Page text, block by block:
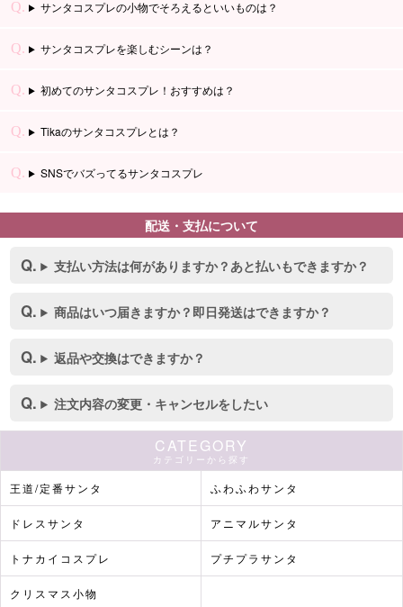
サンタコスプレの小物でそろえるといいものは？
サンタコスプレを楽しむシーンは？
初めてのサンタコスプレ！おすすめは？
Tikaのサンタコスプレとは？
SNSでバズってるサンタコスプレ
配送・支払について
支払い方法は何がありますか？あと払いもできますか？
商品はいつ届きますか？即日発送はできますか？
返品や交換はできますか？
注文内容の変更・キャンセルをしたい
CATEGORY
カテゴリーから探す
王道/定番サンタ ふわふわサンタ
ドレスサンタ アニマルサンタ
トナカイコスプレ プチプラサンタ
クリスマス小物